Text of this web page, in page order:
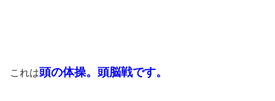
これは頭の体操。頭脳戦です。